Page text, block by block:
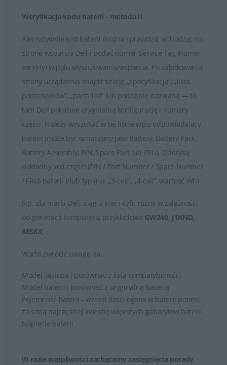
Weryfikacja kodu baterii - metoda II
Alernatywnie kod baterii można sprawdzić wchodząc na
stronę wsparcia Dell i podać numer Service Tag (numer
seryjny) w polu wyszukiwania/wsparcia. Po załadowaniu
strony urządzenia znajdź sekcję „specyfikacja”, „lista
podzespołów”, „parts list” lub podobnie nazwaną — to
tam Dell pokazuje oryginalną konfigurację i numery
części. Należy wyszukać w tej liście wpis odpowiadający
baterii (może być oznaczony jako Battery, Battery Pack,
Battery Assembly, P/N, Spare Part lub FRU). Odczytaj
dokładny kod części (P/N / Part Number / Spare Number
/ FRU) baterii i/lub typ (np. „3-cell”, „4-cell”, wartość Wh).
Np. dla marki Dell: ciąg 5 liter i cyfr, różny w zależności
od generacji komputera, przykładowo GW240, J1KND,
8858X;
Warto zwrócić uwagę na:
Model laptopa i porównać z listą kompatybilności
Model baterii i porównać z oryginalną baterią
Pojemność baterii - wzrost ilości ogniw w baterii ponosi
za sobą najczęściej kwestię większych gabarytów baterii
Napięcie baterii
W razie wątpliwości zachęcamy zasięgnięcia porady